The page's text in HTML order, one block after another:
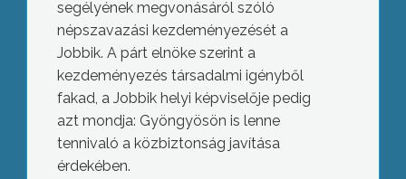
segélyének megvonásáról szóló
népszavazási kezdeményezését a
Jobbik. A párt elnöke szerint a
kezdeményezés társadalmi igényből
fakad, a Jobbik helyi képviselője pedig
azt mondja: Gyöngyösön is lenne
tennivaló a közbiztonság javítása
érdekében.